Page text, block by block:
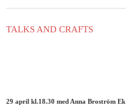
TALKS AND CRAFTS
29 april kl.18.30 med Anna Broström Ek